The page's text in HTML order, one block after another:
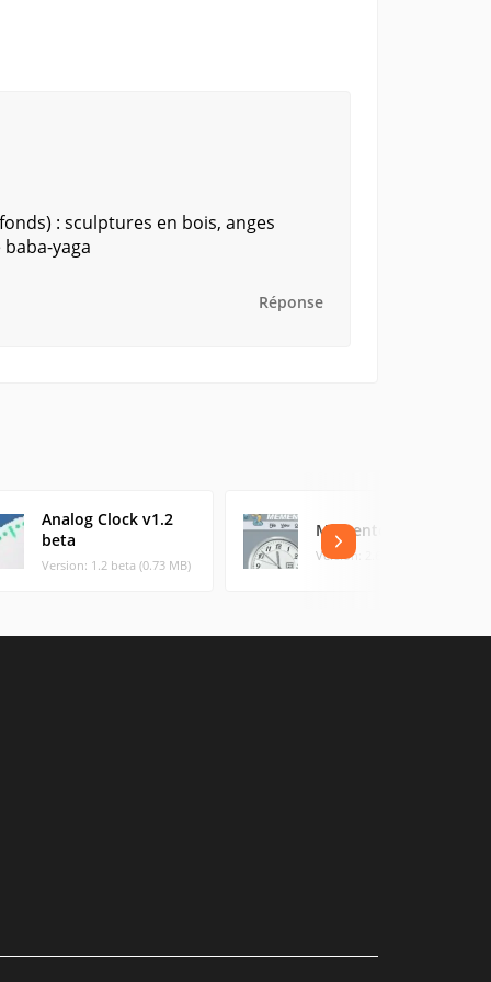
: sculptures en bois, anges
yaga
Réponse
Analog Clock v1.2
beta
Version: 1.2 beta (0.73 MB)
Memento
Version: 2.6 (1.74 MB)